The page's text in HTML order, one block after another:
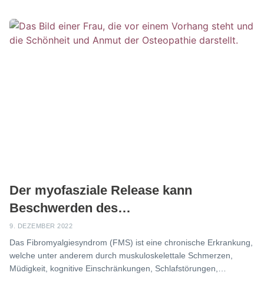
Der myofasziale Release kann
Beschwerden des
Fibromyalgiesyndroms lindern
9. DEZEMBER 2022
Das Fibromyalgiesyndrom (FMS) ist eine chronische Erkrankung,
welche unter anderem durch muskuloskelettale Schmerzen,
Müdigkeit, kognitive Einschränkungen, Schlafstörungen,